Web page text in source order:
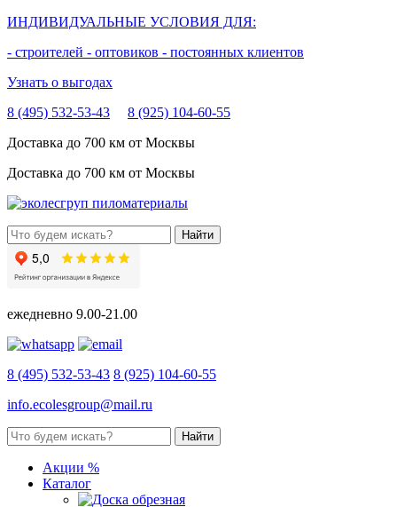
ИНДИВИДУАЛЬНЫЕ УСЛОВИЯ ДЛЯ:
- строителей - оптовиков - постоянных клиентов
Узнать о выгодах
8 (495) 532-53-43
8 (925) 104-60-55
Доставка до 700 км от Москвы
Доставка до 700 км от Москвы
ежедневно 9.00-21.00
8 (495) 532-53-43 8 (925) 104-60-55
info.ecolesgroup@mail.ru
Акции %
Каталог